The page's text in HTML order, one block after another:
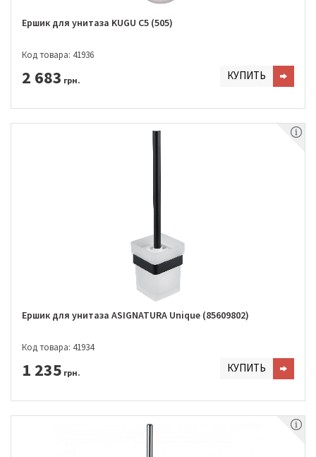
Ершик для унитаза KUGU C5 (505)
Код товара: 41936
2 683 грн. КУПИТЬ
Ершик для унитаза ASIGNATURA Unique (85609802)
Код товара: 41934
1 235 грн. КУПИТЬ